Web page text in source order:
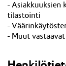
- Asiakkuuksien
tilastointi
-
- Muut